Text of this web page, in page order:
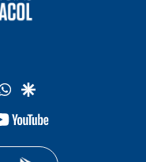
whatsapp
google
youtube-